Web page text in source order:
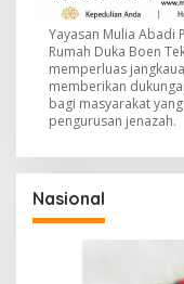
Yayasan Mulia Abadi
Rumah Duka Boen
memperluas
memberikan
bagi masyarakat
pengurusan jenazah.
Nasional